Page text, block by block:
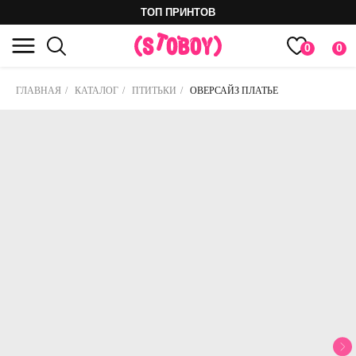
0
0
ТОП ПРИНТОВ
ГЛАВНАЯ / КАТАЛОГ / ПТИТЬКИ / ОВЕРСАЙЗ ПЛАТЬЕ